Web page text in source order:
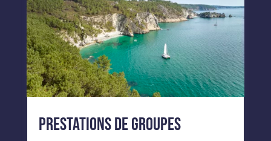
Prestations de groupes